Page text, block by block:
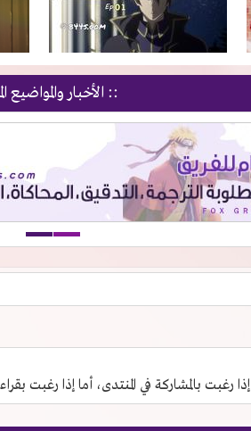
2, 3 & 4of 10
:: الأخبار والمواضيع
إذا رغبت بالمشاركة في المنتدى، أما إذا رغبت